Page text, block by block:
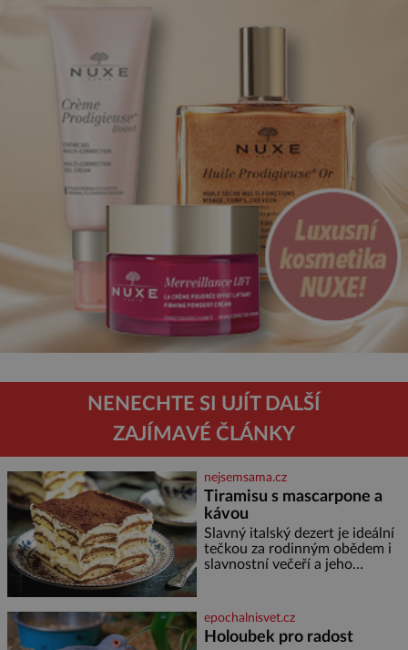
NENECHTE SI UJÍT DALŠÍ
ZAJÍMAVÉ ČLÁNKY
nejsemsama.cz
Tiramisu s mascarpone a
kávou
Slavný italský dezert je ideální
tečkou za rodinným obědem i
slavnostní večeří a jeho
osoby: 250 g mascarpone 3
vejce 80 g cukru 200 g
cukrářských piškotů 250 ml
epochalnisvet.cz
Holoubek pro radost